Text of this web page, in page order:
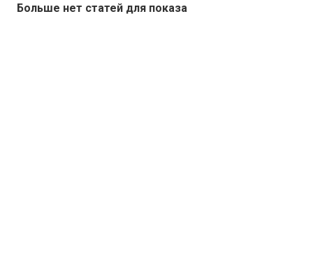
Больше нет статей для показа